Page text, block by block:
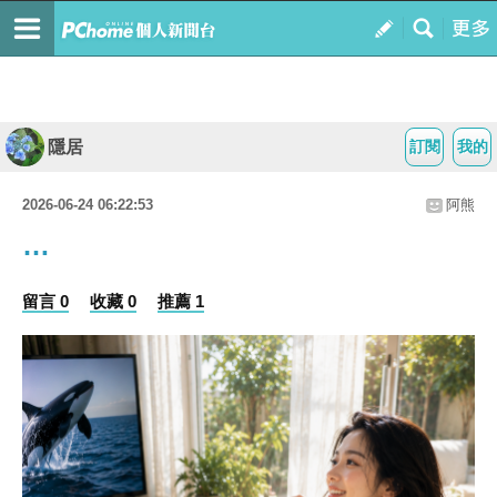
我的
訂閱
隱居
2026-06-24 06:22:53 阿熊
…
留言 0 收藏 0 推薦 1